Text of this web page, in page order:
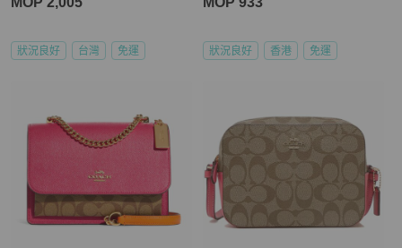
狀況良好 台灣 免運 狀況良好 香港 免運